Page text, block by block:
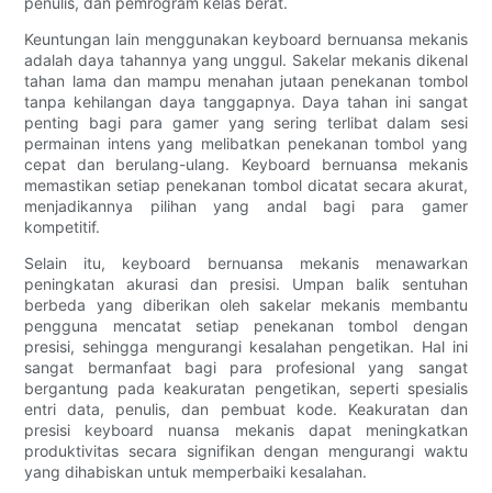
Keuntungan lain menggunakan keyboard bernuansa mekanis
adalah daya tahannya yang unggul. Sakelar mekanis dikenal
tahan lama dan mampu menahan jutaan penekanan tombol
tanpa kehilangan daya tanggapnya. Daya tahan ini sangat
penting bagi para gamer yang sering terlibat dalam sesi
permainan intens yang melibatkan penekanan tombol yang
cepat dan berulang-ulang. Keyboard bernuansa mekanis
memastikan setiap penekanan tombol dicatat secara akurat,
menjadikannya pilihan yang andal bagi para gamer
kompetitif.
Selain itu, keyboard bernuansa mekanis menawarkan
peningkatan akurasi dan presisi. Umpan balik sentuhan
berbeda yang diberikan oleh sakelar mekanis membantu
pengguna mencatat setiap penekanan tombol dengan
presisi, sehingga mengurangi kesalahan pengetikan. Hal ini
sangat bermanfaat bagi para profesional yang sangat
bergantung pada keakuratan pengetikan, seperti spesialis
entri data, penulis, dan pembuat kode. Keakuratan dan
presisi keyboard nuansa mekanis dapat meningkatkan
produktivitas secara signifikan dengan mengurangi waktu
yang dihabiskan untuk memperbaiki kesalahan.